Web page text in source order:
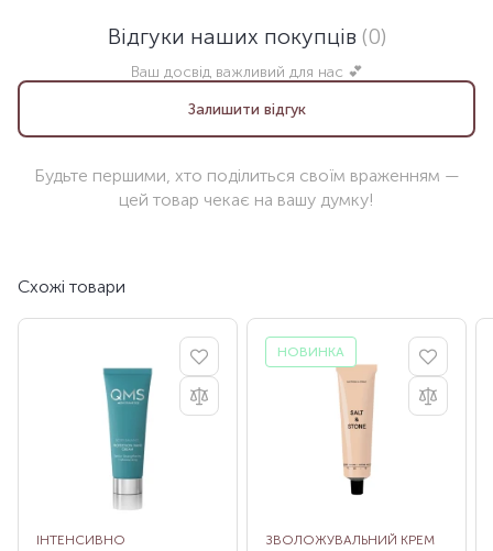
Відгуки наших покупців (0)
Ваш досвід важливий для нас 💕
Залишити відгук
Будьте першими, хто поділиться своїм враженням —
цей товар чекає на вашу думку!
Схожі товари
ІНТЕНСИВНО
НОВИНКА
ЗВОЛОЖУВАЛЬНИЙ КРЕМ